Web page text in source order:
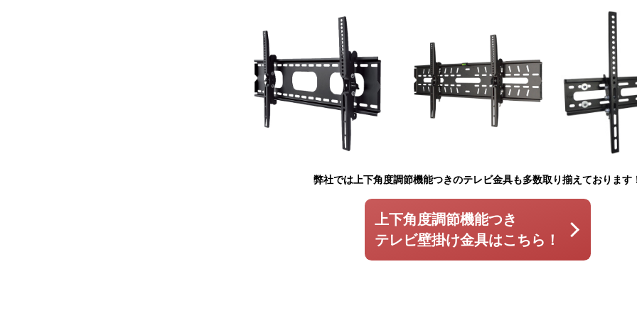
弊社では上下角度調節機能つきのテレビ金具も多数取り揃えております
上下角度調節機能つき
テレビ壁掛け金具はこちら！